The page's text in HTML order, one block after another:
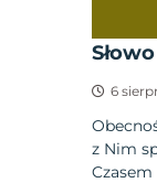
6
z Nim